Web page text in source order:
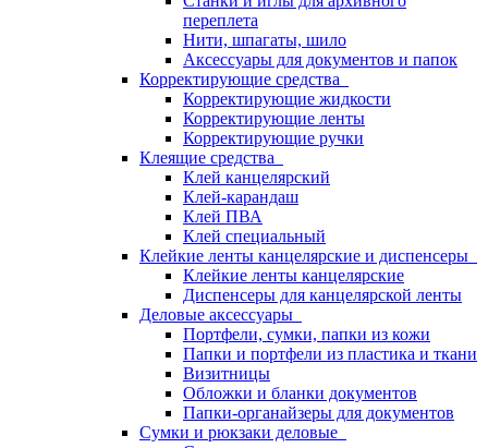
переплета
Нити, шпагаты, шило
Аксессуары для документов и папок
Корректирующие средства
Корректирующие жидкости
Корректирующие ленты
Корректирующие ручки
Клеящие средства
Клей канцелярский
Клей-карандаш
Клей ПВА
Клей специальный
Клейкие ленты канцелярские и диспенсеры
Клейкие ленты канцелярские
Диспенсеры для канцелярской ленты
Деловые аксессуары
Портфели, сумки, папки из кожи
Папки и портфели из пластика и ткани
Визитницы
Обложки и бланки документов
Папки-органайзеры для документов
Сумки и рюкзаки деловые